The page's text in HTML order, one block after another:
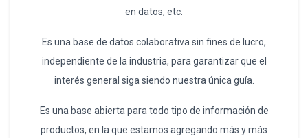
en datos, etc.
Es una base de datos colaborativa sin fines de lucro,
independiente de la industria, para garantizar que el
interés general siga siendo nuestra única guía.
Es una base abierta para todo tipo de información de
productos, en la que estamos agregando más y más